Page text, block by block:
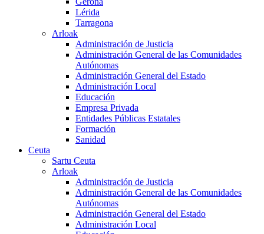
Lérida
Tarragona
Arloak
Administración de Justicia
Administración General de las Comunidades
Autónomas
Administración General del Estado
Administración Local
Educación
Empresa Privada
Entidades Públicas Estatales
Formación
Sanidad
Ceuta
Sartu Ceuta
Arloak
Administración de Justicia
Administración General de las Comunidades
Autónomas
Administración General del Estado
Administración Local